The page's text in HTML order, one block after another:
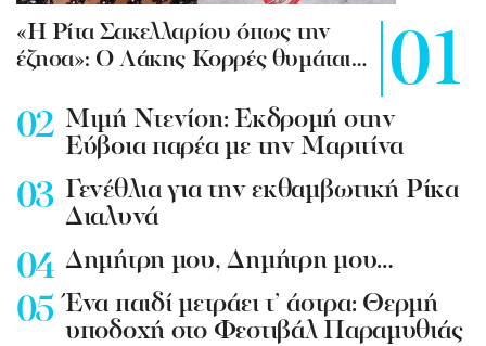
«Η Ρίτα Σακελλαρίου όπως την
έζησα»: Ο Λάκης Κορρές θυμάται…
Mιμή Ντενίση: Εκδρομή στην
Εύβοια παρέα με την Μαριτίνα
Γενέθλια για την εκθαμβωτική Ρίκα
Διαλυνά
Δημήτρη μου, Δημήτρη μου…
Ένα παιδί μετράει τ’ άστρα: Θερμή
υποδοχή στο Φεστιβάλ Παραμυθιάς